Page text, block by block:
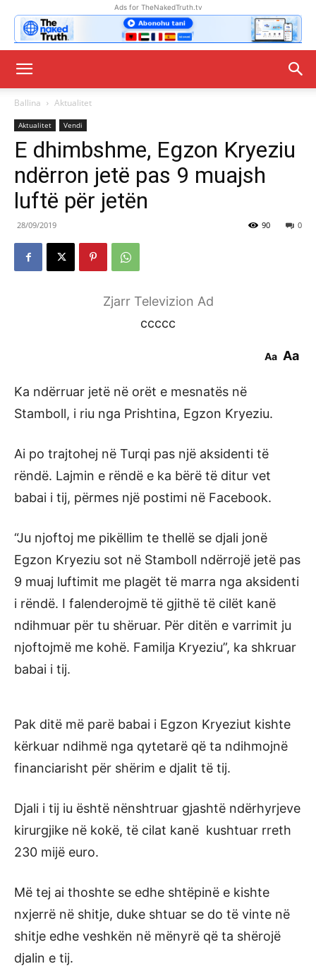
Ads for TheNakedTruth.tv
Ballina Aktualitet
Aktualitet Vendi
E dhimbshme, Egzon Kryeziu
ndërron jetë pas 9 muajsh
luftë për jetën
28/09/2019 0
90
Zjarr Televizion Ad
ccccc
Aa Aa
Ka ndërruar jetë në orët e mesnatës në
Stamboll, i riu nga Prishtina, Egzon Kryeziu.
Ai po trajtohej në Turqi pas një aksidenti të
rëndë. Lajmin e rëndë e ka bërë të ditur vet
babai i tij, përmes një postimi në Facebook.
“Ju njoftoj me pikëllim te thellë se djali jonë
Egzon Kryeziu sot në Stamboll ndërrojë jetë pas
9 muaj luftimit me plagët të marra nga aksidenti
i rëndë. I falenderojmë të gjithë të cilët kanë
ndihmuar për tu shëruar. Për ditën e varrimit ju
njoftojmë me kohë. Familja Kryeziu”, ka shkruar
babai i tij.
Pak ditë më parë babai i Egzon Kryeziut kishte
kërkuar ndihmë nga qytetarë që ta ndihmojnë
financiarisht për shërim e djalit të tij.
Djali i tij iu është nënshtruar gjashtë ndërhyrjeve
kirurgjike në kokë, të cilat kanë kushtuar rreth
230 mijë euro.
Më tej ai thoshte se edhe shtëpinë e kishte
nxjerrë në shitje, duke shtuar se do të vinte në
shitje edhe veshkën në mënyrë që ta shërojë
djalin e tij.